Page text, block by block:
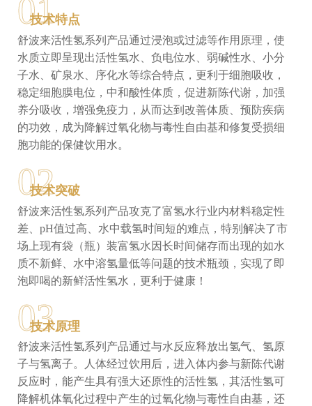
01
技术特点
舒波来活性氢系列产品通过浸泡或过滤等作用原理，使
水质立即呈现出活性氢水、负电位水、弱碱性水、小分
子水、矿泉水、序化水等综合特点，更利于细胞吸收，
稳定细胞膜电位，中和酸性体质，促进新陈代谢，加强
养分吸收，增强免疫力，从而达到改善体质、预防疾病
的功效，成为降解过氧化物与毒性自由基和修复受损细
胞功能的保健饮用水。
02
技术突破
舒波来活性氢系列产品攻克了富氢水行业内材料稳定性
差、pH值过高、水中载氢时间短的难点，特别解决了市
场上现有袋（瓶）装富氢水因长时间储存而出现的如水
质不新鲜、水中溶氢量低等问题的技术瓶颈，实现了即
泡即喝的新鲜活性氢水，更利于健康！
03
技术原理
舒波来活性氢系列产品通过与水反应释放出氢气、氢原
子与氢离子。人体经过饮用后，进入体内参与新陈代谢
反应时，能产生具有强大还原性的活性氢，其活性氢可
降解机体氧化过程中产生的过氧化物与毒性自由基，还